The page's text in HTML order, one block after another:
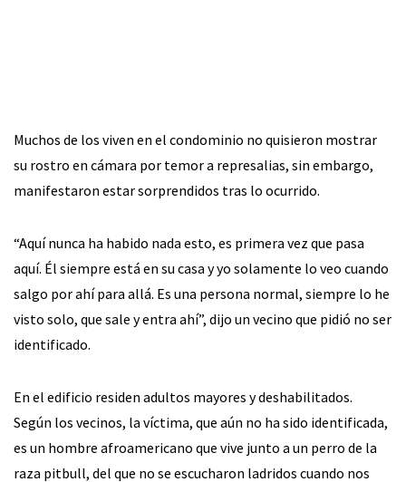
Muchos de los viven en el condominio no quisieron mostrar
su rostro en cámara por temor a represalias, sin embargo,
manifestaron estar sorprendidos tras lo ocurrido.
“Aquí nunca ha habido nada esto, es primera vez que pasa
aquí. Él siempre está en su casa y yo solamente lo veo cuando
salgo por ahí para allá. Es una persona normal, siempre lo he
visto solo, que sale y entra ahí”, dijo un vecino que pidió no ser
identificado.
En el edificio residen adultos mayores y deshabilitados.
Según los vecinos, la víctima, que aún no ha sido identificada,
es un hombre afroamericano que vive junto a un perro de la
raza pitbull, del que no se escucharon ladridos cuando nos